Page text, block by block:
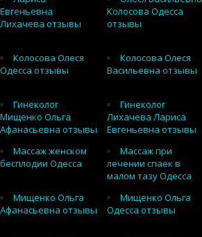
Евгеньевна
Лихачева отзывы
Колосова Одесса
отзывы
Колосова Олеся
Одесса отзывы
Колосова Олеся
Васильевна отзывы
Гинеколог
Мищенко Ольга
Афанасьевна отзывы
Гинеколог
Лихачева Лариса
Евгеньевна отзывы
Массаж женском
бесплодии Одесса
Массаж при
лечении спаек в
малом тазу Одесса
Мищенко Ольга
Афанасьевна отзывы
Мищенко Ольга
Одесса отзывы